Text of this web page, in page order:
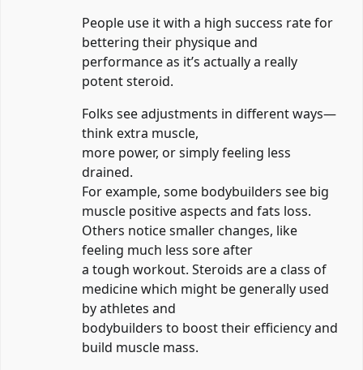
People use it with a high success rate for
bettering their physique and
performance as it’s actually a really
potent steroid.
Folks see adjustments in different ways—
think extra muscle,
more power, or simply feeling less
drained.
For example, some bodybuilders see big
muscle positive aspects and fats loss.
Others notice smaller changes, like
feeling much less sore after
a tough workout. Steroids are a class of
medicine which might be generally used
by athletes and
bodybuilders to boost their efficiency and
build muscle mass.